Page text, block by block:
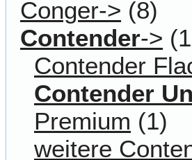
Conger-> (8)
Contender->
Contender
Contender
Premium (1)
weitere